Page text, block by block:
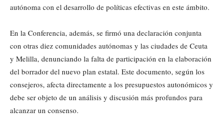
autónoma con el desarrollo de políticas efectivas en este ámbito.
En la Conferencia, además, se firmó una declaración conjunta
con otras diez comunidades autónomas y las ciudades de Ceuta
y Melilla, denunciando la falta de participación en la elaboración
del borrador del nuevo plan estatal. Este documento, según los
consejeros, afecta directamente a los presupuestos autonómicos y
debe ser objeto de un análisis y discusión más profundos para
alcanzar un consenso.